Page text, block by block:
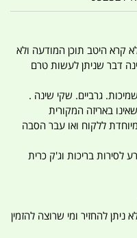
לא קרא היטב תוכן המודעה ולא
דבר שניתן לעשות טרם
גרביים. שקי שינה .
באריזה המקורית
מיוחדת ללקוח ואו עבר הסבה
לסירות בריכות וג'ק כרית
להחזיר ומי שרוצה להזמין